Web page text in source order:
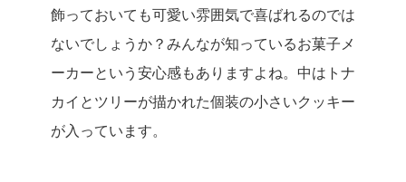
飾っておいても可愛い雰囲気で喜ばれるのでは
ないでしょうか？みんなが知っているお菓子メ
ーカーという安心感もありますよね。中はトナ
カイとツリーが描かれた個装の小さいクッキー
が入っています。